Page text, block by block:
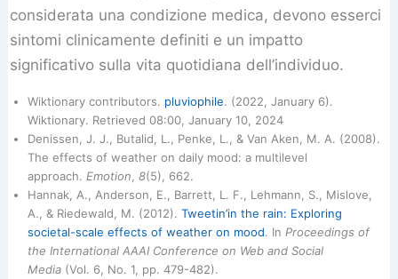
considerata una condizione medica, devono esserci
sintomi clinicamente definiti e un impatto
significativo sulla vita quotidiana dell’individuo.
Wiktionary contributors. pluviophile. (2022, January 6).
Wiktionary. Retrieved 08:00, January 10, 2024
Denissen, J. J., Butalid, L., Penke, L., & Van Aken, M. A. (2008).
The effects of weather on daily mood: a multilevel
approach.Emotion ,8(5), 662.
Hannak, A., Anderson, E., Barrett, L. F., Lehmann, S., Mislove,
A., & Riedewald, M. (2012).Tweetin’in the rain: Exploring
societal-scale effects of weather on mood. InProceedings of
the International AAAI Conference on Web and Social
Media (Vol. 6, No. 1, pp. 479-482).